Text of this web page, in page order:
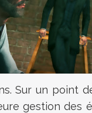
Sur un point
gestion des